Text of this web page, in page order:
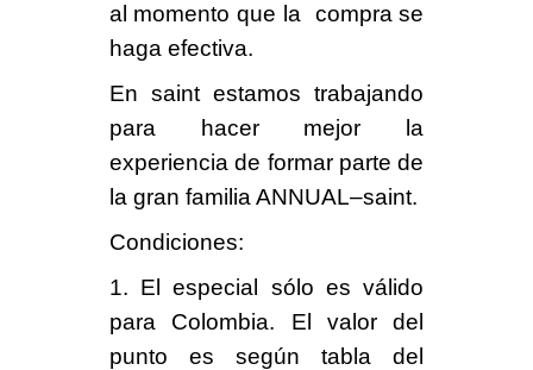
al momento que la compra se
haga efectiva.
En saint estamos trabajando
para hacer mejor la
experiencia de formar parte de
la gran familia ANNUAL–saint.
Condiciones:
1. El especial sólo es válido
para Colombia. El valor del
punto es según tabla del